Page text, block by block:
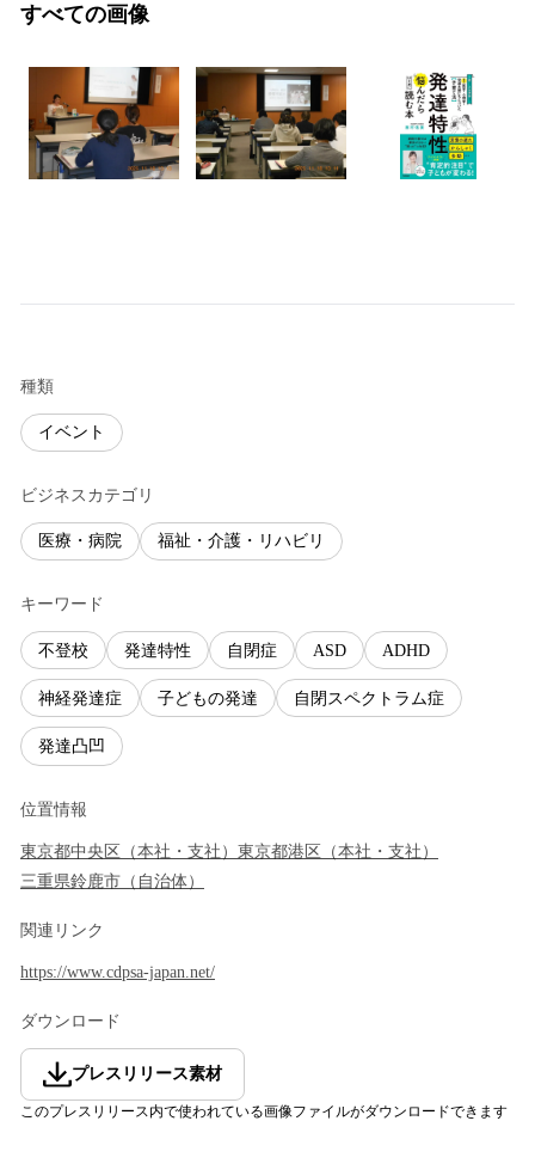
すべての画像
種類
イベント
ビジネスカテゴリ
医療・病院 福祉・介護・リハビリ
キーワード
不登校 発達特性 自閉症 ASD ADHD
神経発達症 子どもの発達 自閉スペクトラム症
発達凸凹
位置情報
東京都中央区 （本社・支社 ） 東京都港区 （本社・支社 ）
三重県鈴鹿市 （ 自治体）
関連リンク
https://www.cdpsa-japan.net/
ダウンロード
プレスリリース素材
このプレスリリース内で使われている画像ファイルがダウンロードできます